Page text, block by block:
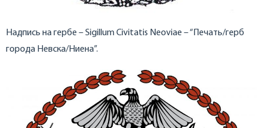
Надпись на гербе – Sigillum Civitatis Neoviae – “Печать/герб
города Невска/Ниена”.